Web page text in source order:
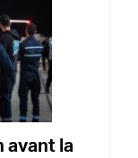
avant la